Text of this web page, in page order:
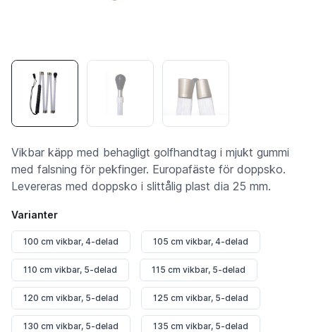
Vikbar käpp med behagligt golfhandtag i mjukt gummi
med falsning för pekfinger. Europafäste för doppsko.
Levereras med doppsko i slittålig plast dia 25 mm.
Varianter
100 cm vikbar, 4-delad 105 cm vikbar, 4-delad
110 cm vikbar, 5-delad 115 cm vikbar, 5-delad
120 cm vikbar, 5-delad 125 cm vikbar, 5-delad
130 cm vikbar, 5-delad 135 cm vikbar, 5-delad